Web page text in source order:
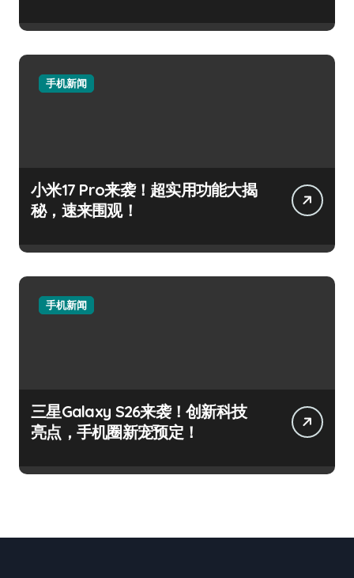
手机新闻
小米17 Pro来袭！超实用功能大揭
秘，速来围观！
手机新闻
三星Galaxy S26来袭！创新科技
亮点，手机圈新宠预定！